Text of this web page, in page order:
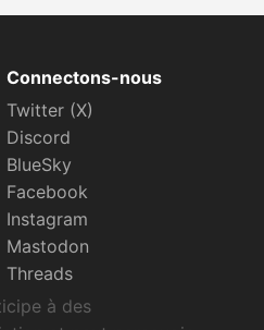
Connectons-nous
Twitter (X)
Discord
BlueSky
Facebook
Instagram
Mastodon
Threads
à des